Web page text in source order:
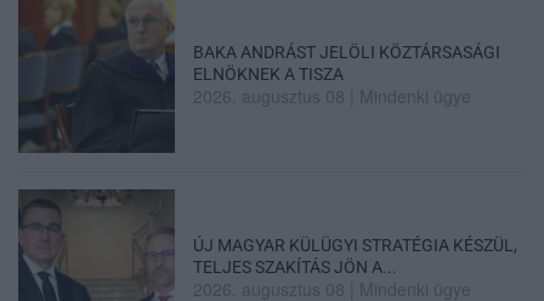
BAKA ANDRÁST JELÖLI KÖZTÁRSASÁGI
ELNÖKNEK A TISZA
2026. augusztus 08 Mindenki ügye
ÚJ MAGYAR KÜLÜGYI STRATÉGIA KÉSZÜL,
TELJES SZAKÍTÁS JÖN A...
2026. augusztus 08 Mindenki ügye